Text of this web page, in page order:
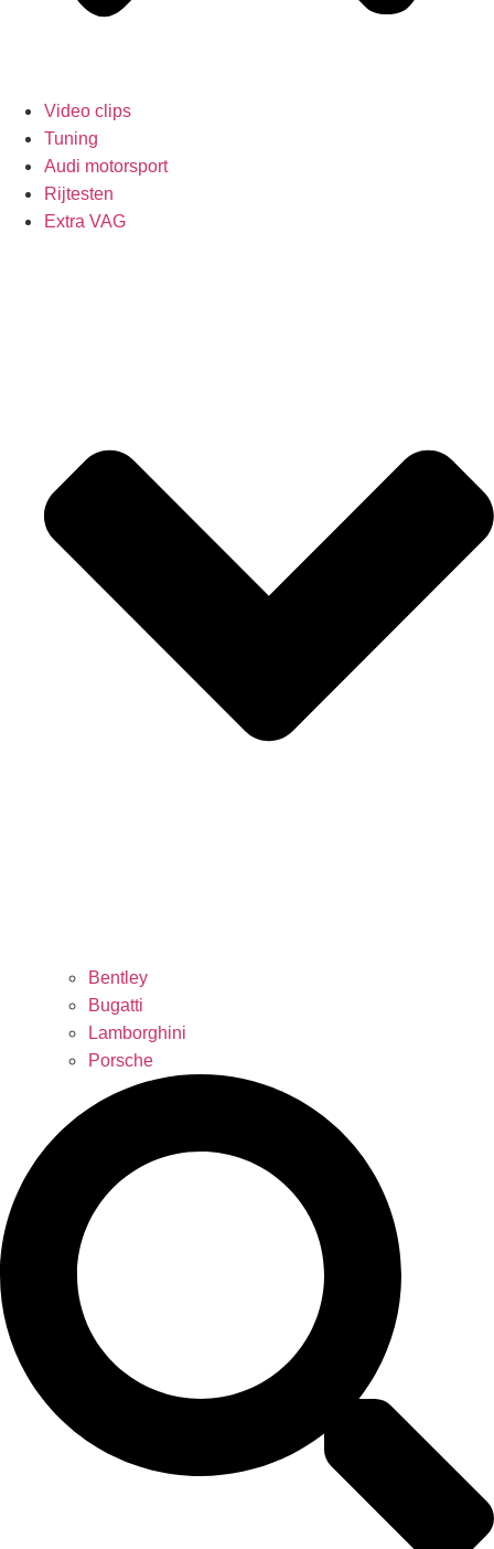
Video clips
Tuning
Audi motorsport
Rijtesten
Extra VAG
Bentley
Bugatti
Lamborghini
Porsche